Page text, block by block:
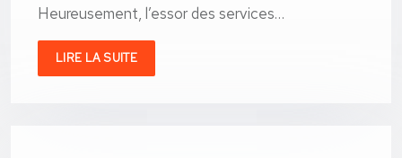
Heureusement, l’essor des services…
LIRE LA SUITE